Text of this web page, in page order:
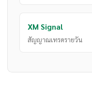
XM Signal
สัญญาณเทรดรายวัน